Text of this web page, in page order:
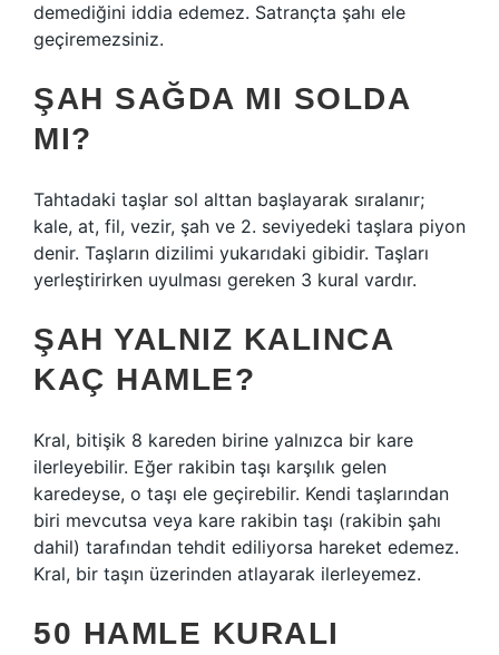
demediğini iddia edemez. Satrançta şahı ele
geçiremezsiniz.
ŞAH SAĞDA MI SOLDA
MI?
Tahtadaki taşlar sol alttan başlayarak sıralanır;
kale, at, fil, vezir, şah ve 2. seviyedeki taşlara piyon
denir. Taşların dizilimi yukarıdaki gibidir. Taşları
yerleştirirken uyulması gereken 3 kural vardır.
ŞAH YALNIZ KALINCA
KAÇ HAMLE?
Kral, bitişik 8 kareden birine yalnızca bir kare
ilerleyebilir. Eğer rakibin taşı karşılık gelen
karedeyse, o taşı ele geçirebilir. Kendi taşlarından
biri mevcutsa veya kare rakibin taşı (rakibin şahı
dahil) tarafından tehdit ediliyorsa hareket edemez.
Kral, bir taşın üzerinden atlayarak ilerleyemez.
50 HAMLE KURALI